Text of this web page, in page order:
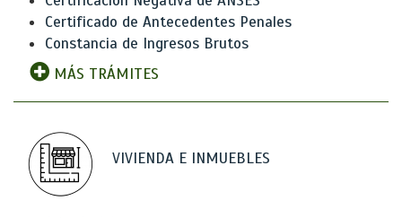
Certificado de Antecedentes Penales
Constancia de Ingresos Brutos
MÁS TRÁMITES
VIVIENDA E INMUEBLES